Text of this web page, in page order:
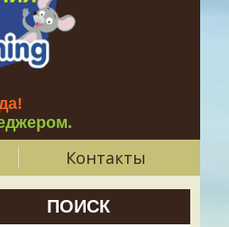
!
Контакты
ПОИСК